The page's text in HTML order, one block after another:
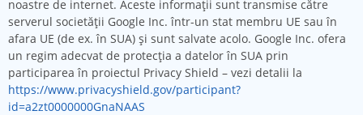
noastre de internet. Aceste informaţii sunt transmise către
serverul societăţii Google Inc. într-un stat membru UE sau în
afara UE (de ex. în SUA) şi sunt salvate acolo. Google Inc. ofera
un regim adecvat de protecția a datelor în SUA prin
participarea în proiectul Privacy Shield – vezi detalii la
https://www.privacyshield.gov/participant?
id=a2zt0000000GnaNAAS